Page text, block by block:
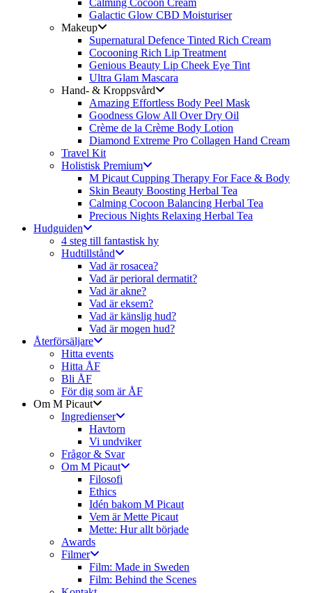
Calming Cocoon Cream
Galactic Glow CBD Moisturiser
Makeup
Supernatural Defence Tinted Rich Cream
Cocooning Rich Lip Treatment
Genious Beauty Lip Cheek Eye Tint
Ultra Glam Mascara
Hand- & Kroppsvård
Amazing Effortless Body Peel Mask
Goodness Glow All Over Dry Oil
Crème de la Crème Body Lotion
Diamond Extreme Pro Collagen Hand Cream
Travel Kit
Holistisk Premium
M Picaut Cupping Therapy For Face & Body
Skin Beauty Boosting Herbal Tea
Calming Cocoon Balancing Herbal Tea
Precious Nights Relaxing Herbal Tea
Hudguiden
4 steg till fantastisk hy
Hudtillstånd
Vad är rosacea?
Vad är perioral dermatit?
Vad är akne?
Vad är eksem?
Vad är känslig hud?
Vad är mogen hud?
Återförsäljare
Hitta events
Hitta ÅF
Bli ÅF
För dig som är ÅF
Om M Picaut
Ingredienser
Havtorn
Vi undviker
Frågor & Svar
Om M Picaut
Filosofi
Ethics
Idén bakom M Picaut
Vem är Mette Picaut
Mette: Hur allt började
Awards
Filmer
Film: Made in Sweden
Film: Behind the Scenes